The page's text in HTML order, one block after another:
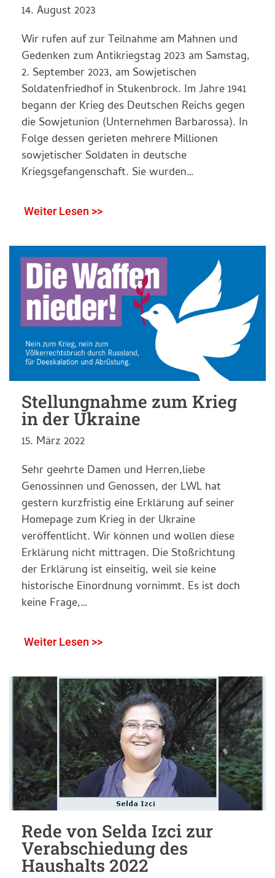
14. August 2023
Wir rufen auf zur Teilnahme am Mahnen und
Gedenken zum Antikriegstag 2023 am Samstag,
2. September 2023, am Sowjetischen
Soldatenfriedhof in Stukenbrock. Im Jahre 1941
begann der Krieg des Deutschen Reichs gegen
die Sowjetunion (Unternehmen Barbarossa). In
Folge dessen gerieten mehrere Millionen
sowjetischer Soldaten in deutsche
Kriegsgefangenschaft. Sie wurden…
Weiter Lesen >>
Stellungnahme zum Krieg
in der Ukraine
15. März 2022
Sehr geehrte Damen und Herren,liebe
Genossinnen und Genossen, der LWL hat
gestern kurzfristig eine Erklärung auf seiner
Homepage zum Krieg in der Ukraine
veröffentlicht. Wir können und wollen diese
Erklärung nicht mittragen. Die Stoßrichtung
der Erklärung ist einseitig, weil sie keine
historische Einordnung vornimmt. Es ist doch
keine Frage,…
Weiter Lesen >>
Rede von Selda Izci zur
Verabschiedung des
Haushalts 2022